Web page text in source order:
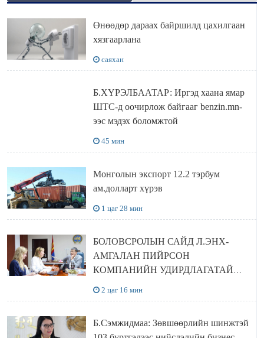
Өнөөдөр дараах байршилд цахилгаан
хязгаарлана
саяхан
Б.ХҮРЭЛБААТАР: Иргэд хаана ямар
ШТС-д оочирлож байгааг benzin.mn-
ээс мэдэх боломжтой
45 мин
Монголын экспорт 12.2 тэрбум
ам.долларт хүрэв
1 цаг 28 мин
БОЛОВСРОЛЫН САЙД Л.ЭНХ-
АМГАЛАН ПИЙРСОН
КОМПАНИЙН УДИРДЛАГАТАЙ
2 цаг 16 мин
Б.Сэмжидмаа: Зөвшөөрлийн шинжтэй